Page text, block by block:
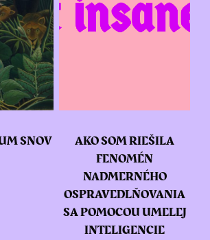
SNOV
AKO SOM RIEŠILA
FENOMÉN
NADMERNÉHO
OSPRAVEDLŇOVANIA
SA POMOCOU UMELEJ
INTELIGENCIE